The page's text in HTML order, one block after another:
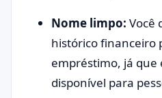
Nome limpo: Você
histórico financeiro
empréstimo, já que
disponível para